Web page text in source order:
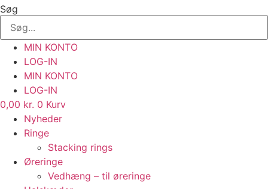
Søg
MIN KONTO
LOG-IN
MIN KONTO
LOG-IN
0,00 kr. 0 Kurv
Nyheder
Ringe
Stacking rings
Øreringe
Vedhæng – til øreringe